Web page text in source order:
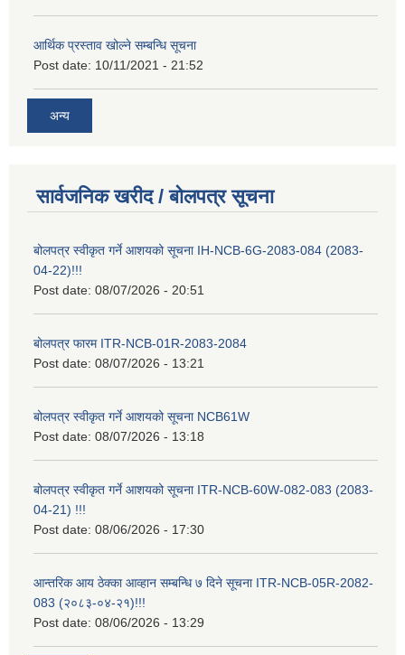
आर्थिक प्रस्ताव खोल्ने सम्बन्धि सूचना
Post date: 10/11/2021 - 21:52
अन्य
सार्वजनिक खरीद / बोलपत्र सूचना
बोलपत्र स्वीकृत गर्ने आशयको सूचना IH-NCB-6G-2083-084 (2083-
04-22)!!!
Post date: 08/07/2026 - 20:51
बोलपत्र फारम ITR-NCB-01R-2083-2084
Post date: 08/07/2026 - 13:21
बोलपत्र स्वीकृत गर्ने आशयको सूचना NCB61W
Post date: 08/07/2026 - 13:18
बोलपत्र स्वीकृत गर्ने आशयको सूचना ITR-NCB-60W-082-083 (2083-
04-21) !!!
Post date: 08/06/2026 - 17:30
आन्तरिक आय ठेक्का आव्हान सम्बन्धि ७ दिने सूचना ITR-NCB-05R-2082-
083 (२०८३-०४-२१)!!!
Post date: 08/06/2026 - 13:29